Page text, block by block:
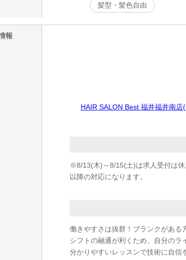
髪型・髪色自由
報
HAIR SALON Best 福井福井南
※8/13(木)～8/15(土)は求人受付は
以降の対応になります。
働きやすさは抜群！ブランクがある
シフトの融通が利くため、自分の
分かりやすいレッスンで技術に自信